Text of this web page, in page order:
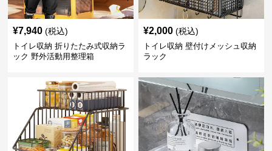
¥7,940 (税込)
トイレ収納 折りたたみ式収納ラ
ック 野外活動用整理箱
¥2,000 (税込)
トイレ収納 壁付けメッシュ収納
ラック